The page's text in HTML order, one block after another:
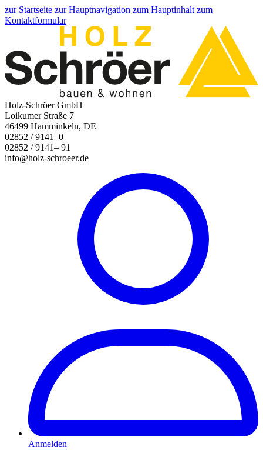
zur Startseite zur Hauptnavigation zum Hauptinhalt zum
Kontaktformular
Holz-Schröer GmbH
Loikumer Straße 7
46499 Hamminkeln, DE
02852 / 9141–0
02852 / 9141– 91
info@holz-schroeer.de
Anmelden